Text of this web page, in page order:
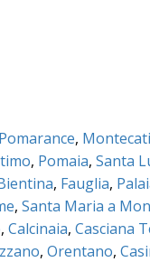
Pomarance,
, Pomaia, Santa
, Fauglia,
, Santa Maria a
, Calcinaia, Casciana
, Orentano,